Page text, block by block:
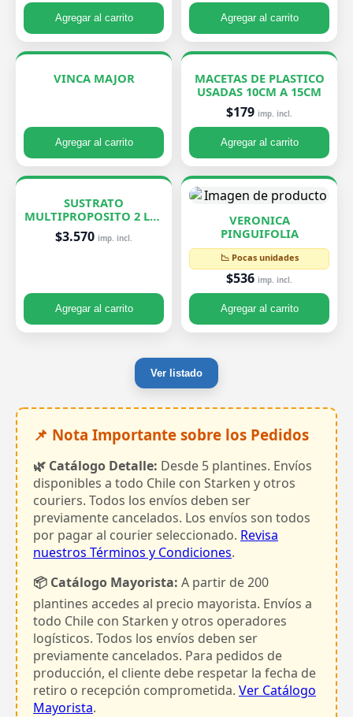
Agregar al carrito Agregar al carrito
VINCA MAJOR
Agregar al carrito
MACETAS DE PLASTICO
USADAS 10CM A 15CM
$179 imp. incl.
Agregar al carrito
SUSTRATO
MULTIPROPOSITO 2 LTS
ROELPLANT
$3.570 imp. incl.
Agregar al carrito
VERONICA
PINGUIFOLIA
📉 Pocas unidades
$536 imp. incl.
Agregar al carrito
Ver listado
📌 Nota Importante sobre los Pedidos
🌿 Catálogo Detalle: Desde 5 plantines. Envíos
disponibles a todo Chile con Starken y otros
couriers. Todos los envíos deben ser
previamente cancelados. Los envíos son todos
por pagar al courier seleccionado. Revisa
nuestros Términos y Condiciones.
📦 Catálogo Mayorista: A partir de 200
plantines accedes al precio mayorista. Envíos a
todo Chile con Starken y otros operadores
logísticos. Todos los envíos deben ser
previamente cancelados. Para pedidos de
producción, el cliente debe respetar la fecha de
retiro o recepción comprometida. Ver Catálogo
Mayorista.